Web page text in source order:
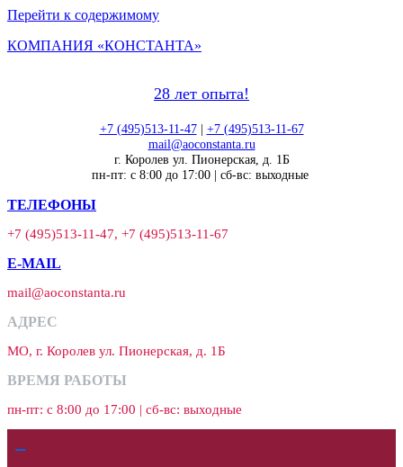
Перейти к содержимому
КОМПАНИЯ «КОНСТАНТА»
28 лет опыта!
+7 (495)513-11-47| +7 (495)513-11-67
mail@aoconstanta.ru
г. Королев ул. Пионерская, д. 1Б
пн-пт: с 8:00 до 17:00 | сб-вс: выходные
ТЕЛЕФОНЫ
+7 (495)513-11-47, +7 (495)513-11-67
E-MAIL
mail@aoconstanta.ru
АДРЕС
МО, г. Королев ул. Пионерская, д. 1Б
ВРЕМЯ РАБОТЫ
пн-пт: с 8:00 до 17:00 | сб-вс: выходные